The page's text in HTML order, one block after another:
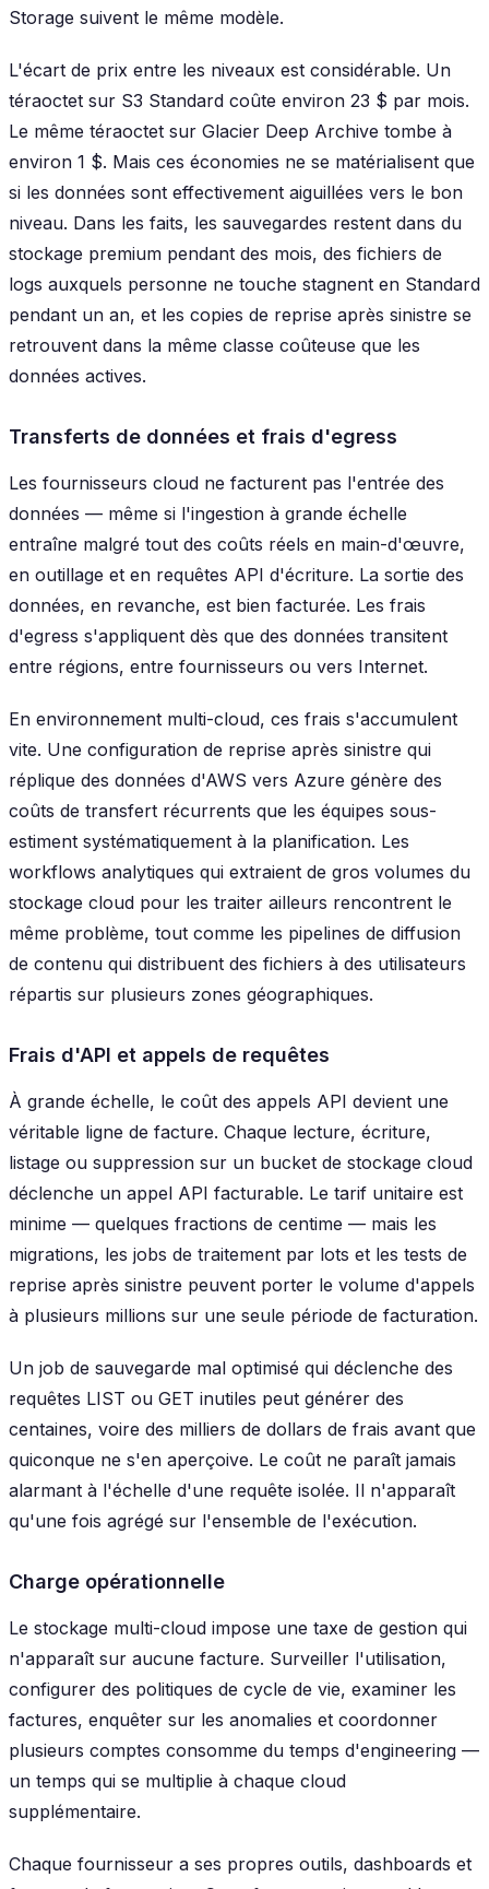
Storage suivent le même modèle.
L'écart de prix entre les niveaux est considérable. Un
téraoctet sur S3 Standard coûte environ 23 $ par mois.
Le même téraoctet sur Glacier Deep Archive tombe à
environ 1 $. Mais ces économies ne se matérialisent que
si les données sont effectivement aiguillées vers le bon
niveau. Dans les faits, les sauvegardes restent dans du
stockage premium pendant des mois, des fichiers de
logs auxquels personne ne touche stagnent en Standard
pendant un an, et les copies de reprise après sinistre se
retrouvent dans la même classe coûteuse que les
données actives.
Transferts de données et frais d'egress
Les fournisseurs cloud ne facturent pas l'entrée des
données — même si l'ingestion à grande échelle
entraîne malgré tout des coûts réels en main-d'œuvre,
en outillage et en requêtes API d'écriture. La sortie des
données, en revanche, est bien facturée. Les frais
d'egress s'appliquent dès que des données transitent
entre régions, entre fournisseurs ou vers Internet.
En environnement multi-cloud, ces frais s'accumulent
vite. Une configuration de reprise après sinistre qui
réplique des données d'AWS vers Azure génère des
coûts de transfert récurrents que les équipes sous-
estiment systématiquement à la planification. Les
workflows analytiques qui extraient de gros volumes du
stockage cloud pour les traiter ailleurs rencontrent le
même problème, tout comme les pipelines de diffusion
de contenu qui distribuent des fichiers à des utilisateurs
répartis sur plusieurs zones géographiques.
Frais d'API et appels de requêtes
À grande échelle, le coût des appels API devient une
véritable ligne de facture. Chaque lecture, écriture,
listage ou suppression sur un bucket de stockage cloud
déclenche un appel API facturable. Le tarif unitaire est
minime — quelques fractions de centime — mais les
migrations, les jobs de traitement par lots et les tests de
reprise après sinistre peuvent porter le volume d'appels
à plusieurs millions sur une seule période de facturation.
Un job de sauvegarde mal optimisé qui déclenche des
requêtes LIST ou GET inutiles peut générer des
centaines, voire des milliers de dollars de frais avant que
quiconque ne s'en aperçoive. Le coût ne paraît jamais
alarmant à l'échelle d'une requête isolée. Il n'apparaît
qu'une fois agrégé sur l'ensemble de l'exécution.
Charge opérationnelle
Le stockage multi-cloud impose une taxe de gestion qui
n'apparaît sur aucune facture. Surveiller l'utilisation,
configurer des politiques de cycle de vie, examiner les
factures, enquêter sur les anomalies et coordonner
plusieurs comptes consomme du temps d'engineering —
un temps qui se multiplie à chaque cloud
supplémentaire.
Chaque fournisseur a ses propres outils, dashboards et